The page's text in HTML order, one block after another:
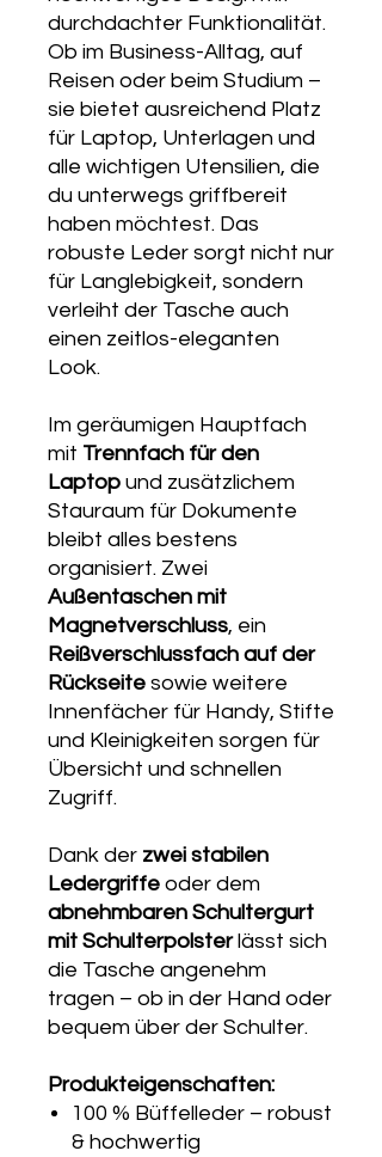
durchdachter Funktionalität.
Ob im Business-Alltag, auf
Reisen oder beim Studium –
sie bietet ausreichend Platz
für Laptop, Unterlagen und
alle wichtigen Utensilien, die
du unterwegs griffbereit
haben möchtest. Das
robuste Leder sorgt nicht nur
für Langlebigkeit, sondern
verleiht der Tasche auch
einen zeitlos-eleganten
Look.
Im geräumigen Hauptfach
mit Trennfach für den
Laptop und zusätzlichem
Stauraum für Dokumente
bleibt alles bestens
organisiert. Zwei
Außentaschen mit
Magnetverschluss, ein
Reißverschlussfach auf der
Rückseite sowie weitere
Innenfächer für Handy, Stifte
und Kleinigkeiten sorgen für
Übersicht und schnellen
Zugriff.
Dank der zwei stabilen
Ledergriffe oder dem
abnehmbaren Schultergurt
mit Schulterpolsterlässt sich
die Tasche angenehm
tragen – ob in der Hand oder
bequem über der Schulter.
Produkteigenschaften:
100 % Büffelleder – robust
& hochwertig